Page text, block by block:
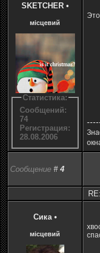
SKETCHER •
місцевий
Статистика:
Сообщений:
74
Регистрация:
28.08.2006
Сообщение # 4
Сика •
місцевий